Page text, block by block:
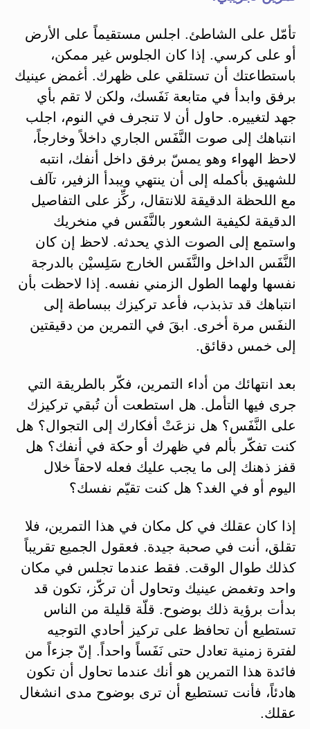
تأمّل على الشاطئ. اجلس مستقيماً على الأرض
أو على كرسي. إذا كان الجلوس غير ممكن،
باستطاعتك أن تستلقي على ظهرك. أغمض عينيك
برفق وابدأ في متابعة نَفَسك، ولكن لا تقم بأي
جهد لتغييره. حاول أن لا تنجرف في النوم، اجلب
انتباهك إلى صوت النَّفَس الجاري داخلاً وخارجاً،
لاحظ الهواء وهو يمسّ برفق داخل أنفك، انتبه
للشهيق بأكمله إلى أن ينتهي ويبدأ الزفير، تآلف
مع اللحظة الدقيقة للانتقال، ركِّز على التفاصيل
الدقيقة لكيفية الشعور بالنَّفَس في منخريك
واستمع إلى الصوت الذي يحدثه. لاحظ إن كان
النَّفَس الداخل والنَّفَس الخارج سَلِسيْن بالدرجة
نفسها ولهما الطول الزمني نفسه. إذا لاحظت بأن
انتباهك قد تذبذب، فأعد تركيزك ببساطة إلى
النفَس مرة أخرى. ابقَ في التمرين من دقيقتين
إلى خمس دقائق.
بعد انتهائك من أداء التمرين، فكّر بالطريقة التي
جرى فيها التأمل. هل استطعت أن تُبقي تركيزك
على النَّفَس؟ هل نزعَتْ أفكارك إلى التجوال؟ هل
كنت تفكّر بألم في ظهرك أو حكة في أنفك؟ هل
قفز ذهنك إلى ما يجب عليك فعله لاحقاً خلال
اليوم أو في الغد؟ هل كنت تقيّم نفسك؟
إذا كان عقلك في كل مكان في هذا التمرين، فلا
تقلق، أنت في صحبة جيدة. فعقول الجميع تقريباً
كذلك طوال الوقت. فقط عندما تجلس في مكان
واحد وتغمض عينيك وتحاول أن تركّز، تكون قد
بدأت برؤية ذلك بوضوح. قلّة قليلة من الناس
تستطيع أن تحافظ على تركيز أحادي التوجيه
لفترة زمنية تعادل حتى نَفَساً واحداً. إنّ جزءاً من
فائدة هذا التمرين هو أنك عندما تحاول أن تكون
هادئاً، فأنت تستطيع أن ترى بوضوح مدى انشغال
عقلك.